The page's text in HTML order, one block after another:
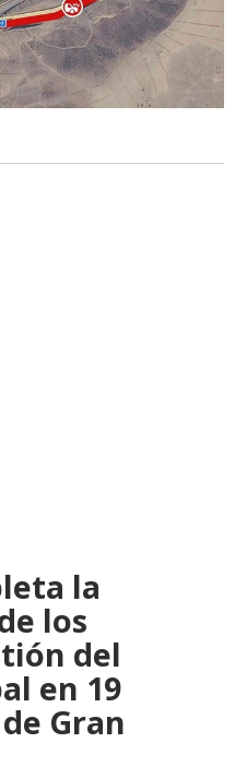
la
los
del
en 19
Gran